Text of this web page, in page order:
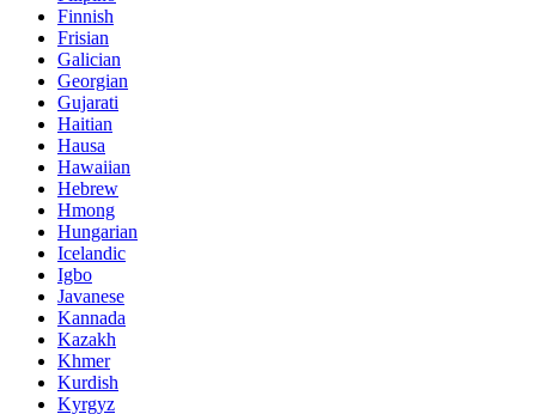
Finnish
Frisian
Galician
Georgian
Gujarati
Haitian
Hausa
Hawaiian
Hebrew
Hmong
Hungarian
Icelandic
Igbo
Javanese
Kannada
Kazakh
Khmer
Kurdish
Kyrgyz